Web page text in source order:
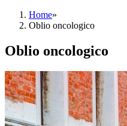
Home»
Oblio oncologico
Oblio oncologico